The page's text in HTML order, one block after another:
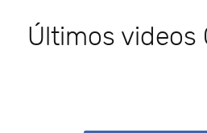
Últimos videos